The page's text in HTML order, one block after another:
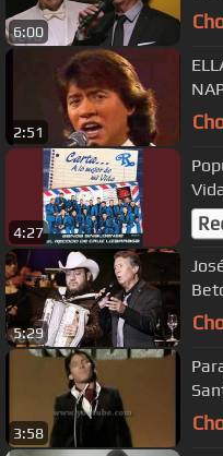
6:00
Qué
2:51
4:27
Un
5:29
3:58